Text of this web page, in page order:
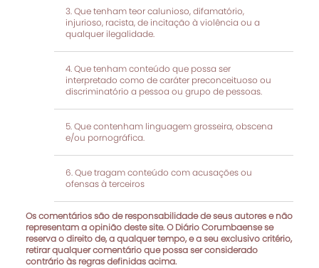
Que tenham teor calunioso, difamatório,
injurioso, racista, de incitação à violência ou a
qualquer ilegalidade.
Que tenham conteúdo que possa ser
interpretado como de caráter preconceituoso ou
discriminatório a pessoa ou grupo de pessoas.
Que contenham linguagem grosseira, obscena
e/ou pornográfica.
Que tragam conteúdo com acusações ou
ofensas à terceiros
Os comentários são de responsabilidade de seus autores e não
representam a opinião deste site. O Diário Corumbaense se
reserva o direito de, a qualquer tempo, e a seu exclusivo critério,
retirar qualquer comentário que possa ser considerado
contrário às regras definidas acima.